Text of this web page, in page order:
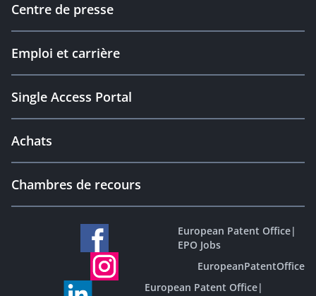
Centre de presse
Emploi et carrière
Single Access Portal
Achats
Chambres de recours
European Patent Office|
EPO Jobs
EuropeanPatentOffice
European Patent Office|